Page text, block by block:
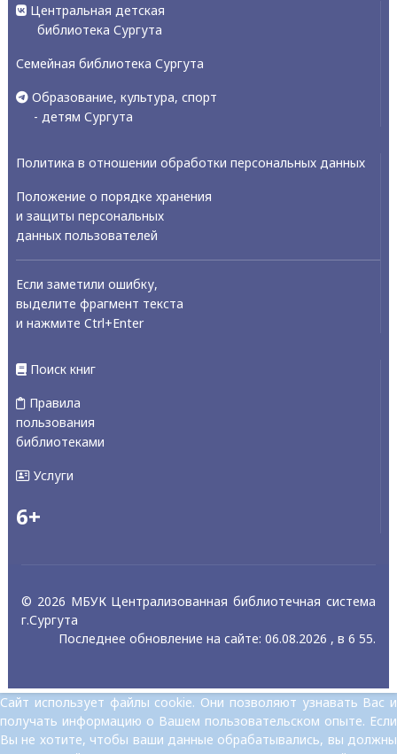
Центральная детская
библиотека Сургута
Семейная библиотека Сургута
Образование, культура, спорт
- детям Сургута
Политика в отношении обработки персональных данных
Положение о порядке хранения
и защиты персональных
данных пользователей
Если заметили ошибку,
выделите фрагмент текста
и нажмите Ctrl+Enter
Поиск книг
Правила
пользования
библиотеками
Услуги
6+
© 2026 МБУК Централизованная библиотечная система
г.Сургута
Последнее обновление на сайте: 06.08.2026 , в 6 55.
Сайт использует файлы cookie. Они позволяют узнавать Вас и
получать информацию о Вашем пользовательском опыте. Если
Вы не хотите, чтобы ваши данные обрабатывались, вы должны